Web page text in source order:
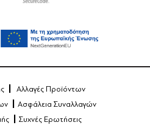
Αλλαγές Προϊόντων
Ασφάλεια Συναλλαγών
Συχνές Ερωτήσεις